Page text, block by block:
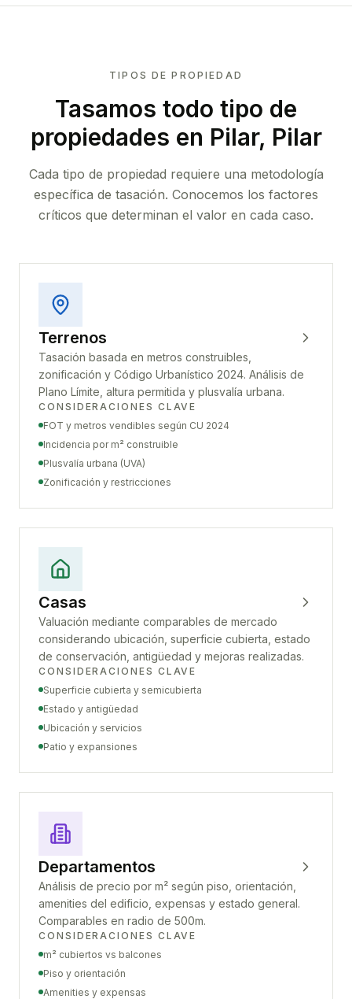
TIPOS DE PROPIEDAD
Tasamos todo tipo de
propiedades en Pilar, Pilar
Cada tipo de propiedad requiere una metodología
específica de tasación. Conocemos los factores
críticos que determinan el valor en cada caso.
Terrenos
Tasación basada en metros construibles,
zonificación y Código Urbanístico 2024. Análisis de
Plano Límite, altura permitida y plusvalía urbana.
CONSIDERACIONES CLAVE
FOT y metros vendibles según CU 2024
Incidencia por m² construible
Plusvalía urbana (UVA)
Zonificación y restricciones
Casas
Valuación mediante comparables de mercado
considerando ubicación, superficie cubierta, estado
de conservación, antigüedad y mejoras realizadas.
CONSIDERACIONES CLAVE
Superficie cubierta y semicubierta
Estado y antigüedad
Ubicación y servicios
Patio y expansiones
Departamentos
Análisis de precio por m² según piso, orientación,
amenities del edificio, expensas y estado general.
Comparables en radio de 500m.
CONSIDERACIONES CLAVE
m² cubiertos vs balcones
Piso y orientación
Amenities y expensas